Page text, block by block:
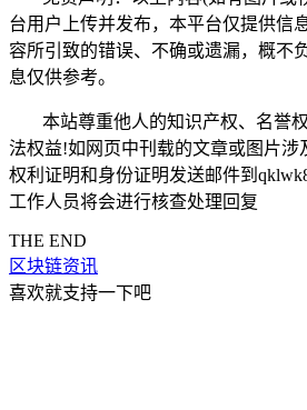
台用户上传并发布，本平台仅提供信
容所引致的错误、不确或遗漏，概不
息仅供参考。
本站尊重他人的知识产权、名誉
法权益!如网页中刊载的文章或图片涉
权利证明和身份证明发送邮件到
工作人员将会进行核查处理回复
THE END
区块链资讯
喜欢就支持一下吧